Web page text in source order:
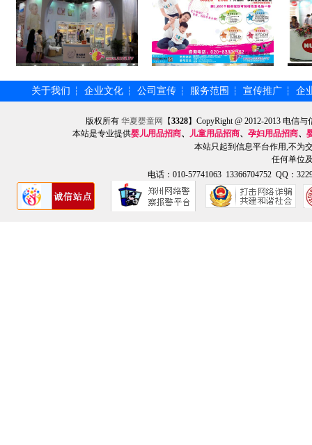
关于我们 ┆ 企业文化 ┆ 公司宣传 ┆ 服务范围 ┆ 宣传推广 ┆ 企
版权所有华夏婴童网 【3328】CopyRight @ 2012-2013 电信
本站是专业提供婴儿用品招商、 儿童用品招商、 孕妇用品招商、
本站只起到信息平台作用,不为
任何单位
电话：010-57741063 13366704752 QQ：